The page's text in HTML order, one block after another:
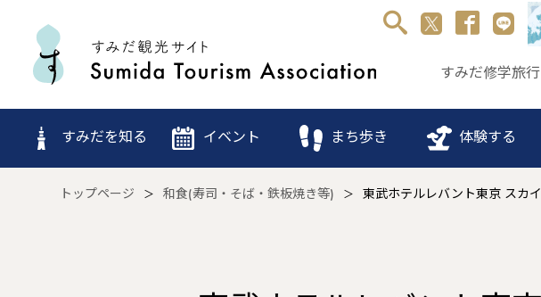
すみだ修学旅
すみだを知る イベント まち歩き 体験する
トップページ 和食(寿司・そば・鉄板焼き等) 東武ホテルレバント東京 スカ